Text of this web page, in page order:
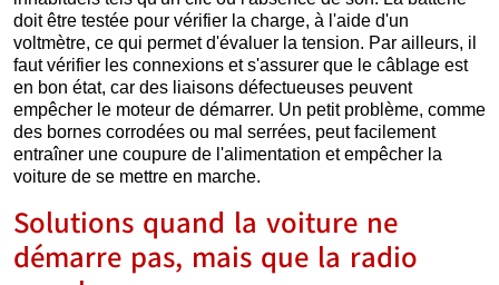
doit être testée pour vérifier la charge, à l'aide d'un
voltmètre, ce qui permet d'évaluer la tension. Par ailleurs, il
faut vérifier les connexions et s'assurer que le câblage est
en bon état, car des liaisons défectueuses peuvent
empêcher le moteur de démarrer. Un petit problème, comme
des bornes corrodées ou mal serrées, peut facilement
entraîner une coupure de l'alimentation et empêcher la
voiture de se mettre en marche.
Solutions quand la voiture ne
démarre pas, mais que la radio